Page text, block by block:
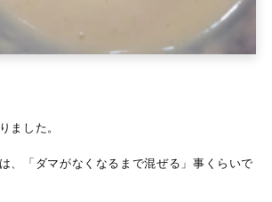
ました。
、「ダマがなくなるまで混ぜる」事くらいで